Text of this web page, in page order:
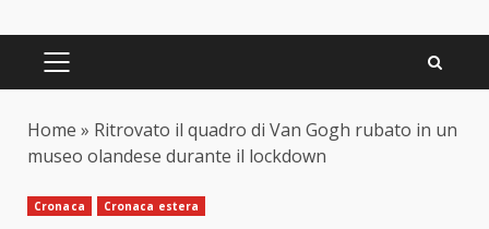
PRIMARY
Home » Ritrovato il quadro di Van Gogh rubato in un
museo olandese durante il lockdown
Cronaca Cronaca estera